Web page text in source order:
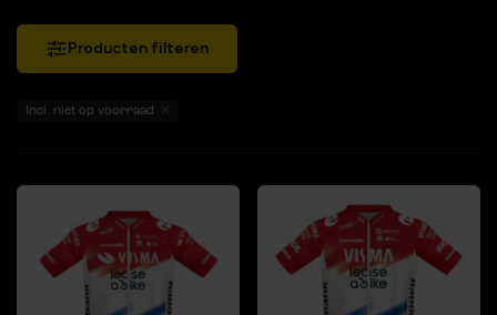
Producten filteren
Incl. niet op voorraad